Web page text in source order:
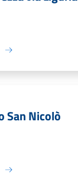
San Nicolò